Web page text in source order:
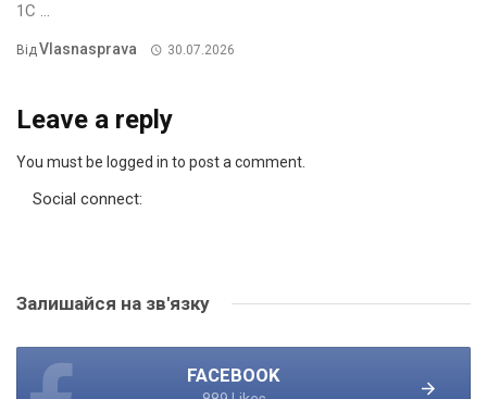
1С ...
ВідVlasnasprava 30.07.2026
Leave a reply
You must be logged in to post a comment.
Social connect:
Залишайся на зв'язку
FACEBOOK